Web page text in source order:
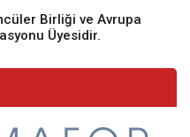
Birliği ve Avrupa
Üyesidir.